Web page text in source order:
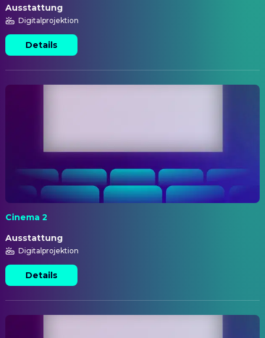
Ausstattung
Digitalprojektion
Details
Cinema 2
Ausstattung
Digitalprojektion
Details